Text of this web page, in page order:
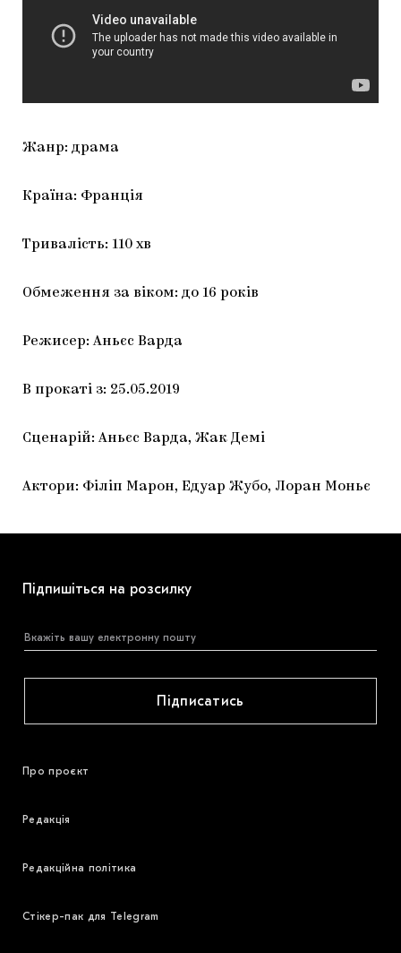
Жанр: драма
Країна: Франція
Тривалість: 110 хв
Обмеження за віком: до 16 років
Режисер: Аньєс Варда
В прокаті з: 25.05.2019
Сценарій: Аньєс Варда, Жак Демі
Актори: Філіп Марон, Едуар Жубо, Лоран Моньє
Підпишіться на розсилку
Підписатись
Про проєкт
Редакція
Редакційна політика
Стікер-пак для Telegram